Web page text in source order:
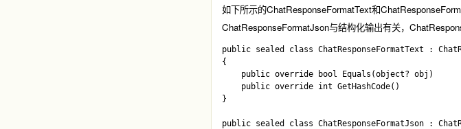
如下所示的ChatResponseFormatText和
ChatResponseFormatJson与结构化输出有关，
public sealed class ChatResponseFormatText :
{
    public override bool Equals(object? obj)
    public override int GetHashCode()
}
public sealed class ChatResponseFormatJson :